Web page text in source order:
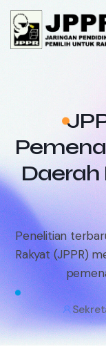
Skip
content
Daerah
Penelitian
Rakyat (JPPR)